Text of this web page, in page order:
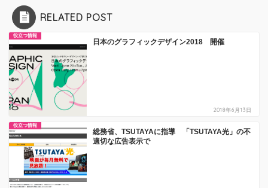
RELATED POST
役立つ情報
日本のグラフィックデザイン2018 開催
2018年6月13日
役立つ情報
総務省、TSUTAYAに指導 「TSUTAYA光」の不
適切な広告表示で